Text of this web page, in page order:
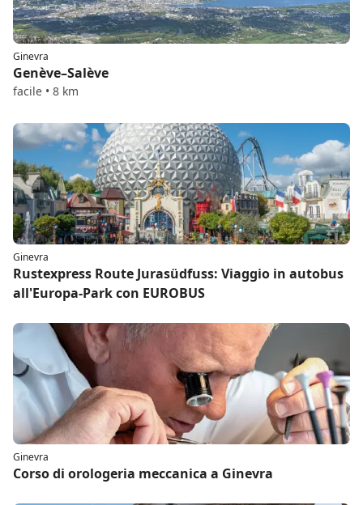
Ginevra
Genève–Salève
facile • 8 km
Ginevra
Rustexpress Route Jurasüdfuss: Viaggio in autobus
all'Europa-Park con EUROBUS
Ginevra
Corso di orologeria meccanica a Ginevra